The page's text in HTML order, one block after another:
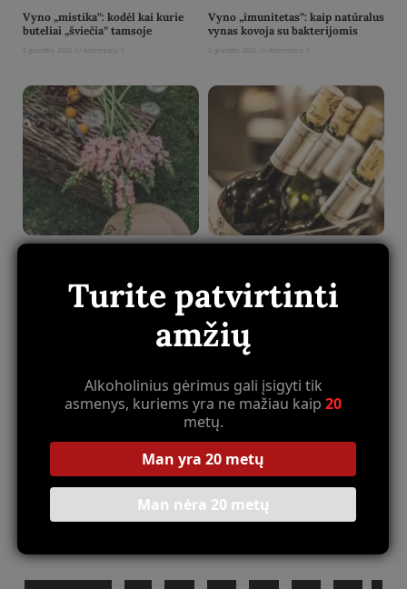
Vyno „mistika”: kodėl kai kurie
buteliai „šviečia” tamsoje
5 gruodžio, 2025
Vyno „imunitetas”: kaip natūralus
vynas kovoja su bakterijomis
2 gruodžio, 2025
30 lapkričio, 2025 Komentarų: 0 27 lapkričio, 2025 Komentarų: 0
Ispaniškų vyndarių meilės
istorijos: romanai tarp
Vyndarių „Orakulai”: DOQ Priorat
pranašystės apie ateitį
Read More »
Turite patvirtinti
amžių
Alkoholinius gėrimus gali įsigyti tik
asmenys, kuriems yra ne mažiau kaip20
metų.
Man yra 20 metų
Man nėra 20 metų